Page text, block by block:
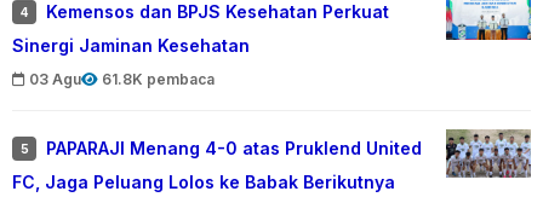
4
Kemensos dan BPJS Kesehatan Perkuat
Sinergi Jaminan Kesehatan
03 Agu 61.8K pembaca
5
PAPARAJI Menang 4-0 atas Pruklend United
FC, Jaga Peluang Lolos ke Babak Berikutnya